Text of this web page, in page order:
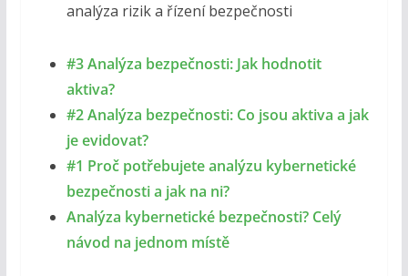
analýza rizik a řízení bezpečnosti
#3 Analýza bezpečnosti: Jak hodnotit
aktiva?
#2 Analýza bezpečnosti: Co jsou aktiva a jak
je evidovat?
#1 Proč potřebujete analýzu kybernetické
bezpečnosti a jak na ni?
Analýza kybernetické bezpečnosti? Celý
návod na jednom místě